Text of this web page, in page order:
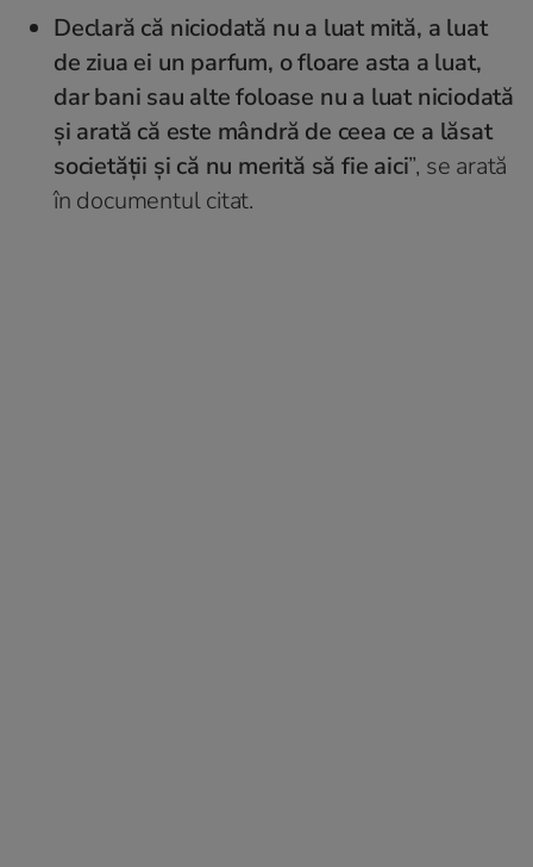
Declară că niciodată nu a luat mită, a luat
de ziua ei un parfum, o floare asta a luat,
dar bani sau alte foloase nu a luat niciodată
şi arată că este mândră de ceea ce a lăsat
societăţii şi că nu merită să fie aici”, se arată
în documentul citat.